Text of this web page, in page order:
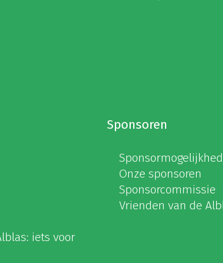
iets voor
Sponsoren
Onze sponsoren
Sponsorcommissie
Vrienden van de